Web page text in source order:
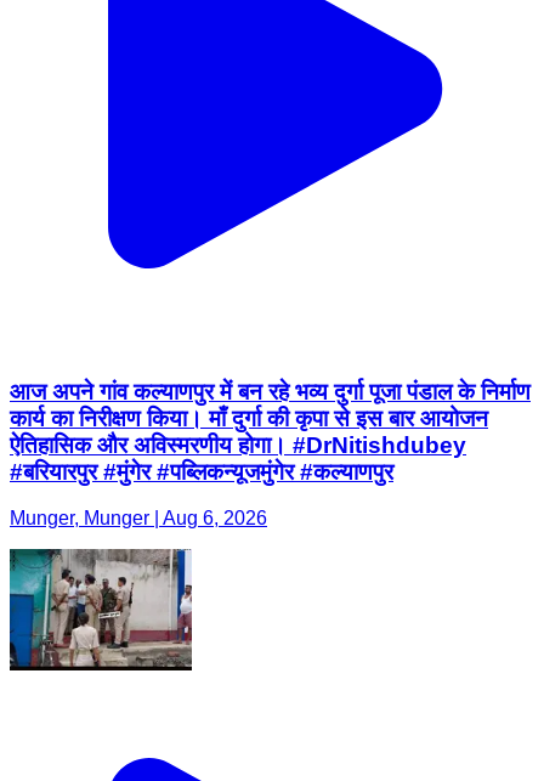
आज अपने गांव कल्याणपुर में बन रहे भव्य दुर्गा पूजा पंडाल के निर्माण
कार्य का निरीक्षण किया। माँ दुर्गा की कृपा से इस बार आयोजन
ऐतिहासिक और अविस्मरणीय होगा। #DrNitishdubey
#बरियारपुर #मुंगेर #पब्लिकन्यूजमुंगेर #कल्याणपुर
Munger, Munger | Aug 6, 2026